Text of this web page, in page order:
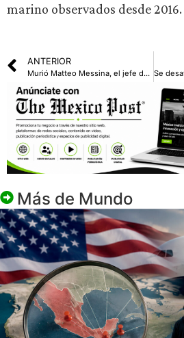
marino observados desde 2016.
ANTERIOR
Murió Matteo Messina, el jefe de la mafia siciliana Cosa Nostra, a los 61 años
Más de Mundo